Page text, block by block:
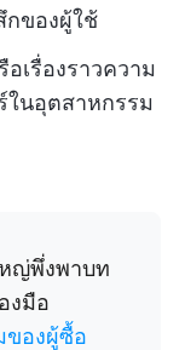
กของผู้ใช้
เรื่องราวความ
ในอุตสาหกรรม
ญ่พึ่งพาบท
งมือ
ของผู้ซื้อ